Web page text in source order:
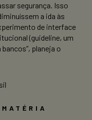
segurança. Isso
a ida às
de interface
(guideline, um
planeja o